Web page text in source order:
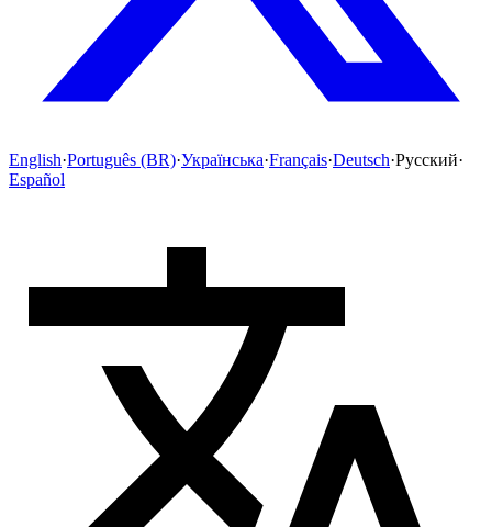
English·Português (BR)·Українська·Français·Deutsch·Русский·
Español